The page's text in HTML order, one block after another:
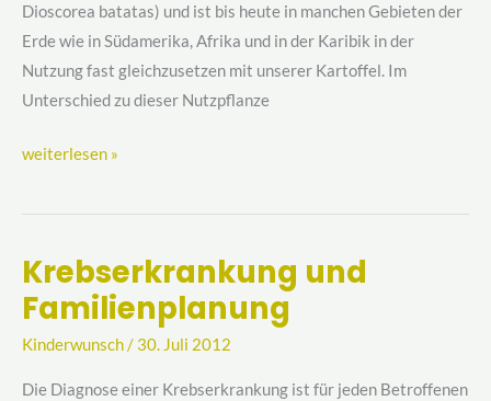
Dioscorea batatas) und ist bis heute in manchen Gebieten der
Erde wie in Südamerika, Afrika und in der Karibik in der
Nutzung fast gleichzusetzen mit unserer Kartoffel. Im
Unterschied zu dieser Nutzpflanze
weiterlesen »
Krebserkrankung und
Familienplanung
Kinderwunsch/ 30. Juli 2012
Die Diagnose einer Krebserkrankung ist für jeden Betroffenen
Krebserkrankung
und